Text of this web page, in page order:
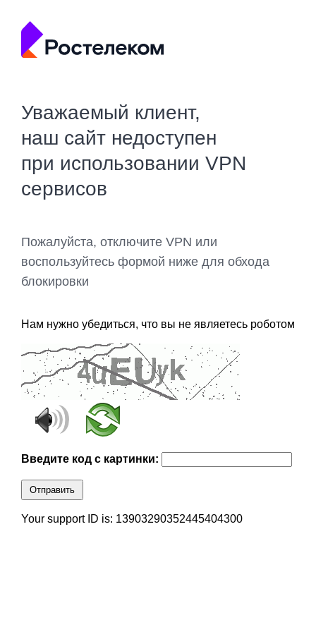
Уважаемый клиент,
наш сайт недоступен
при использовании VPN
сервисов
Пожалуйста, отключите VPN или
воспользуйтесь формой ниже для обхода
блокировки
Нам нужно убедиться, что вы не являетесь роботом
Введите код с картинки:
Отправить
Your support ID is: 13903290352445404300